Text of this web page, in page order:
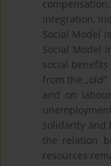
integration,
Social Model
Social Model
social
from the
and on
solidarity and
the relation
resources